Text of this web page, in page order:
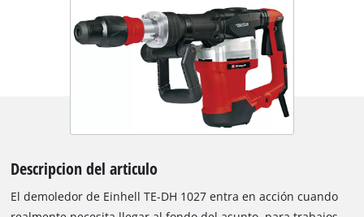
Descripcion del articulo
El demoledor de Einhell TE-DH 1027 entra en acción cuando